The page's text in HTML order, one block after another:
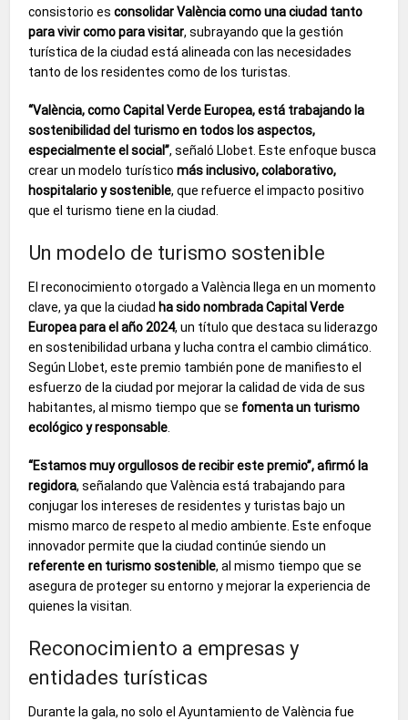
consistorio esconsolidar València como una ciudad tanto
para vivir como para visitar, subrayando que la gestión
turística de la ciudad está alineada con las necesidades
tanto de los residentes como de los turistas.
“València, como Capital Verde Europea, está trabajando la
sostenibilidad del turismo en todos los aspectos,
especialmente el social”, señaló Llobet. Este enfoque busca
crear un modelo turísticomás inclusivo, colaborativo,
hospitalario y sostenible, que refuerce el impacto positivo
que el turismo tiene en la ciudad.
Un modelo de turismo sostenible
El reconocimiento otorgado a València llega en un momento
clave, ya que la ciudad ha sido nombrada Capital Verde
Europea para el año 2024, un título que destaca su liderazgo
en sostenibilidad urbana y lucha contra el cambio climático.
Según Llobet, este premio también pone de manifiesto el
esfuerzo de la ciudad por mejorar la calidad de vida de sus
habitantes, al mismo tiempo que se fomenta un turismo
ecológico y responsable
“Estamos muy orgullosos de recibir este premio”, afirmó la
regidora, señalando que València está trabajando para
conjugar los intereses de residentes y turistas bajo un
mismo marco de respeto al medio ambiente. Este enfoque
innovador permite que la ciudad continúe siendo un
referente en turismo sostenible, al mismo tiempo que se
asegura de proteger su entorno y mejorar la experiencia de
quienes la visitan.
Reconocimiento a empresas y
entidades turísticas
Durante la gala, no solo el Ayuntamiento de València fue